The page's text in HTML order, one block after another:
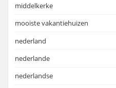
middelkerke
mooiste vakantiehuizen
nederland
nederlande
nederlandse